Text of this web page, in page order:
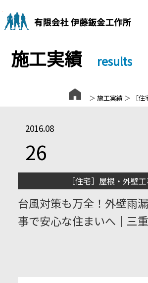
to
content
施工実績 results
＞ 施工実績＞ ［
2016.08
26
［住宅］屋根・外壁
台風対策も万全！外壁雨
事で安心な住まいへ｜三